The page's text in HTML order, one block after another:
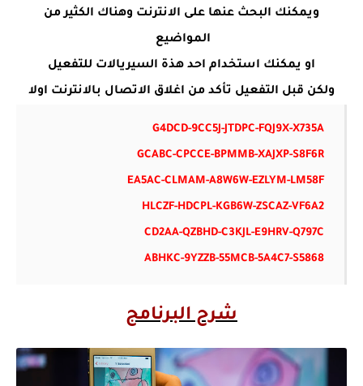
ويمكنك البحث عنها على الانترنت وهناك الكثير من
المواضيع
او يمكنك استخدام احد هذة السيريالات للتفعيل
ولكن قبل التفعيل تأكد من اغلاق الاتصال بالانترنت اولا
G4DCD-9CC5J-JTDPC-FQJ9X-X735A
GCABC-CPCCE-BPMMB-XAJXP-S8F6R
EA5AC-CLMAM-A8W6W-EZLYM-LM58F
HLCZF-HDCPL-KGB6W-ZSCAZ-VF6A2
CD2AA-QZBHD-C3KJL-E9HRV-Q797C
ABHKC-9YZZB-55MCB-5A4C7-S5868
شرح البرنامج